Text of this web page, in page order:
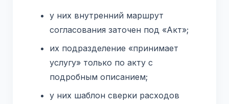
у них внутренний маршрут
согласования заточен под «Акт»;
их подразделение «принимает
услугу» только по акту с
подробным описанием;
у них шаблон сверки расходов